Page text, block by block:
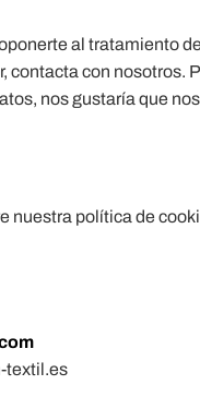
al tratamiento
contacta con
nos gustaría que
nuestra política de
textil.es